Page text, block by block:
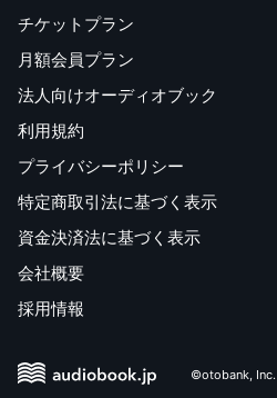
チケットプラン
月額会員プラン
法人向けオーディオブック
利用規約
プライバシーポリシー
特定商取引法に基づく表示
資金決済法に基づく表示
会社概要
採用情報
©otobank, Inc.